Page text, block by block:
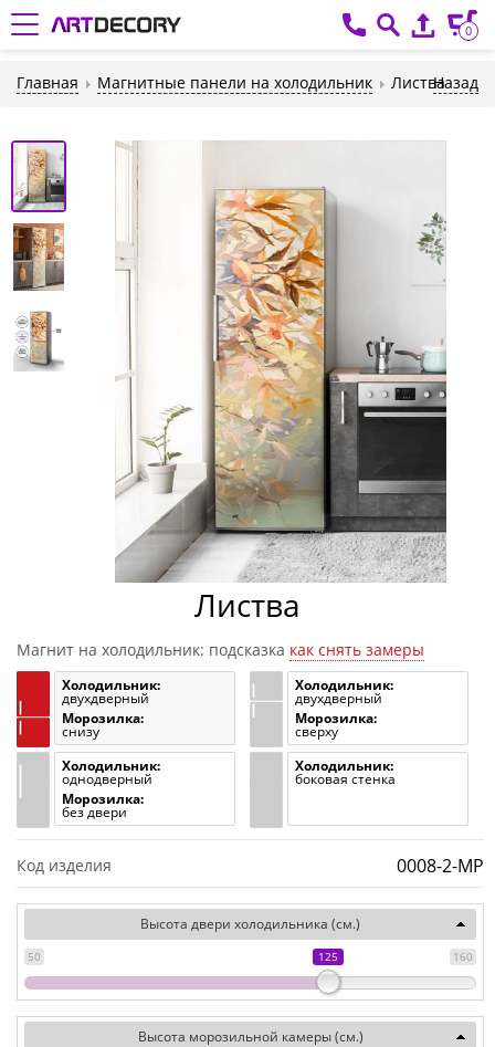
0
Главная Магнитные панели на холодильник Листва
Листва
Магнит на холодильник: подсказка как снять замеры
Холодильник:
двухдверный
Морозилка:
снизу
Холодильник:
двухдверный
Морозилка:
сверху
Холодильник:
однодверный
Морозилка:
без двери
Холодильник:
боковая стенка
Код изделия 0008-2-MP
Высота двери холодильника (см.)
50 160
125
Высота морозильной камеры (см.)